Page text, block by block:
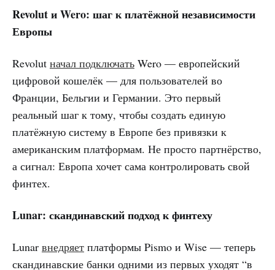
Revolut и Wero: шаг к платёжной независимости
Европы
Revolut начал подключать Wero — европейский
цифровой кошелёк — для пользователей во
Франции, Бельгии и Германии. Это первый
реальный шаг к тому, чтобы создать единую
платёжную систему в Европе без привязки к
американским платформам. Не просто партнёрство,
а сигнал: Европа хочет сама контролировать свой
финтех.
Lunar: скандинавский подход к финтеху
Lunar внедряет платформы Pismo и Wise — теперь
скандинавские банки одними из первых уходят “в